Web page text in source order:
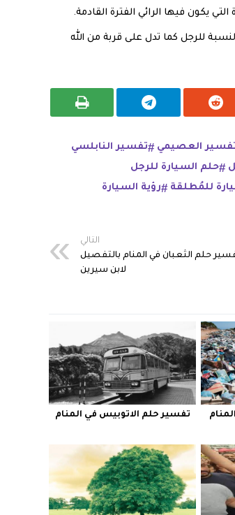
يكون فيها الرائي الفترة القادمة.
للرجل كما تدل على قربة من الله
العصيمي
تفسير النابلسي
حلم السيارة للرجل
للمُطلقة رؤية السيارة
التالي
حلم الثعبان في المنام بالتفصيل
لابن سيرين
تفسير حلم الاتوبيس في المنام